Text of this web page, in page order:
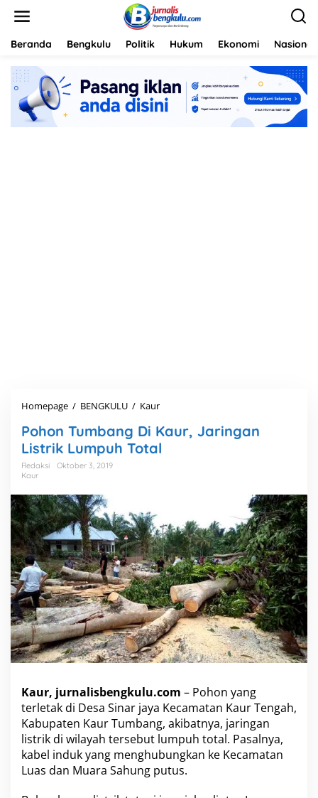
Beranda Bengkulu Politik Hukum Ekonomi Nasional
Homepage / BENGKULU / Kaur
h
o
n
a
n
g
D
i
K
a
u
r
,
J
a
i
n
g
a
n
L
s
Pohon Tumbang Di Kaur, Jaringan
Listrik Lumpuh Total
Redaksi
Oktober 3, 2019
Kaur
Kaur, jurnalisbengkulu.com – Pohon yang
terletak di Desa Sinar jaya Kecamatan Kaur Tengah,
Kabupaten Kaur Tumbang, akibatnya, jaringan
listrik di wilayah tersebut lumpuh total. Pasalnya,
kabel induk yang menghubungkan ke Kecamatan
Luas dan Muara Sahung putus.